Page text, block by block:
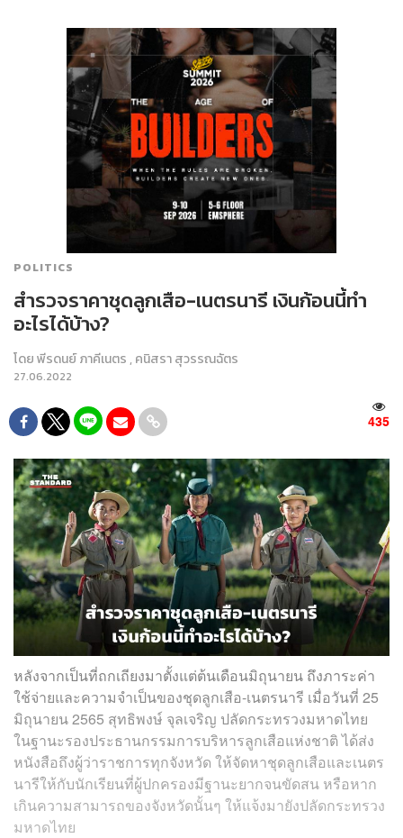
POLITICS
สำรวจราคาชุดลูกเสือ-เนตรนารี เงินก้อนนี้ทำ
อะไรได้บ้าง?
โดยพีรดนย์ ภาคีเนตร, คนิสรา สุวรรณฉัตร
27.06.2022
435
หลังจากเป็นที่ถกเถียงมาตั้งแต่ต้นเดือนมิถุนายน ถึงภาระค่า
ใช้จ่ายและความจำเป็นของชุดลูกเสือ-เนตรนารี เมื่อวันที่ 25
มิถุนายน 2565 สุทธิพงษ์ จุลเจริญ ปลัดกระทรวงมหาดไทย
ในฐานะรองประธานกรรมการบริหารลูกเสือแห่งชาติ ได้ส่ง
หนังสือถึงผู้ว่าราชการทุกจังหวัด ให้จัดหาชุดลูกเสือและเนตร
นารีให้กับนักเรียนที่ผู้ปกครองมีฐานะยากจนขัดสน หรือหาก
เกินความสามารถของจังหวัดนั้นๆ ให้แจ้งมายังปลัดกระทรวง
มหาดไทย